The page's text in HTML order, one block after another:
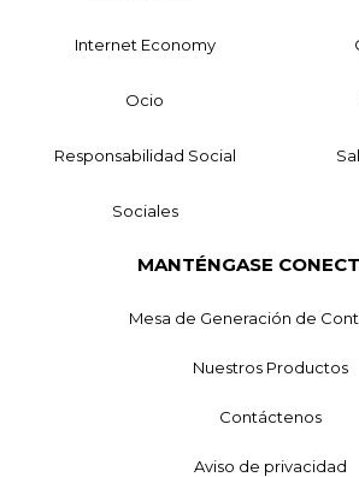
Internet Economy
Ocio
Responsabilidad Social
Sociales
MANTÉNGASE
Mesa de Generación de
Nuestros Productos
Contáctenos
Aviso de privacidad